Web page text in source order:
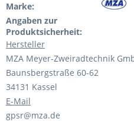
Marke:
Angaben zur
Produktsicherheit:
Hersteller
MZA Meyer-Zweiradtechnik
Baunsbergstraße 60-62
34131 Kassel
E-Mail
gpsr@mza.de